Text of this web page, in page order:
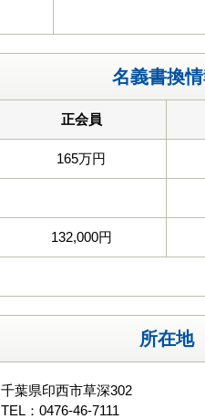
名義書換
正会員
165万円
132,000円
所在地
千葉県印西市草深302
TEL：0476-46-7111